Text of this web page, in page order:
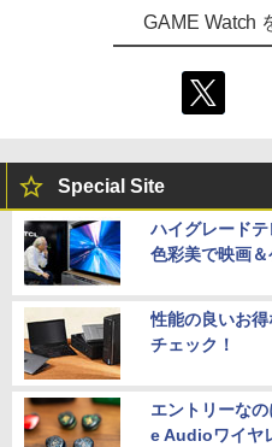
GAME Watch
Special Site
ハイグレード
色彩美で映画
性能の良いお
チェック！
エントリーな
e Audioワイヤ